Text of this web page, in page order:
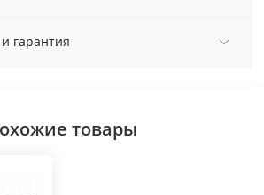
гарантия
товары